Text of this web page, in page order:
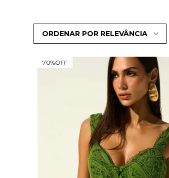
ORDENAR POR RELEVÂNCIA
70%OFF